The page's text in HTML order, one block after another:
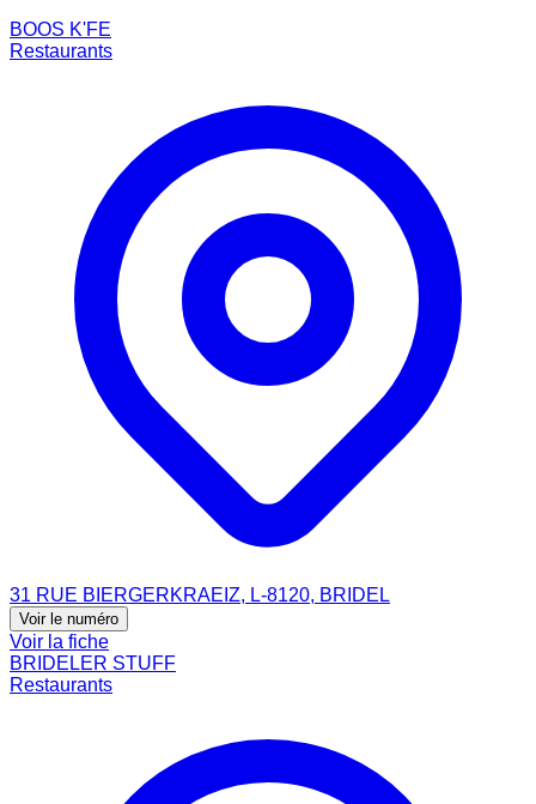
BOOS K'FE
Restaurants
31 RUE BIERGERKRAEIZ, L-8120, BRIDEL
Voir le numéro
Voir la fiche
BRIDELER STUFF
Restaurants